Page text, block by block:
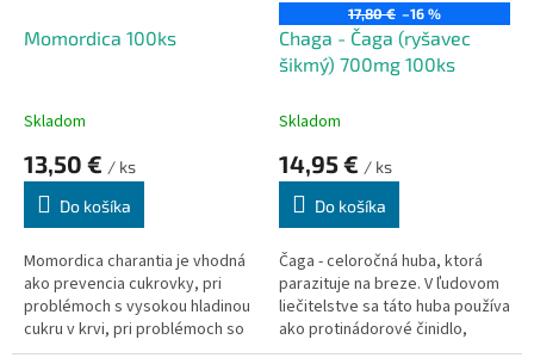
Momordica 100ks
Skladom
13,50 € / ks
Do košíka
Momordica charantia je vhodná
ako prevencia cukrovky, pri
problémoch s vysokou hladinou
cukru v krvi, pri problémoch so
žalúdočnými vredmi.
17,80 € –16 %
Chaga - Čaga (ryšavec
šikmý) 700mg 100ks
Skladom
14,95 € / ks
Do košíka
Čaga - celoročná huba, ktorá
parazituje na breze. V ľudovom
liečitelstve sa táto huba používa
ako protinádorové činidlo,
zlepšeniu imunity a